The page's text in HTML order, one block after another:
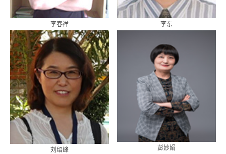
李春祥
教授、博导
李东
刘绍峰
彭妙娟